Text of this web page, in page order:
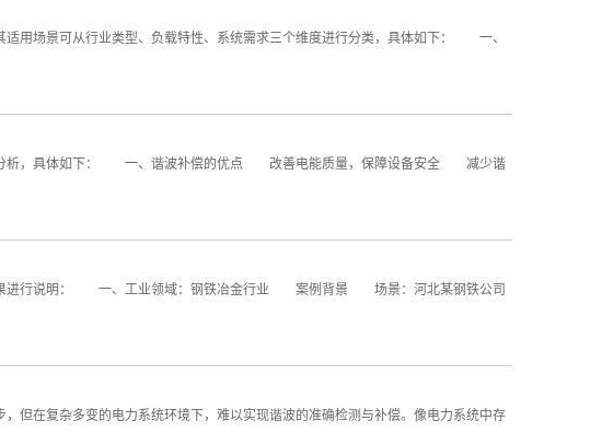
用场景可从行业类型、负载特性、系统需求三个维度进行分类，具体如下： 一、
度分析，具体如下： 一、谐波补偿的优点 改善电能质量，保障设备安全 减少谐
果进行说明： 一、工业领域：钢铁冶金行业 案例背景 场景：河北某钢铁公司
复杂多变的电力系统环境下，难以实现谐波的准确检测与补偿。像电力系统中存